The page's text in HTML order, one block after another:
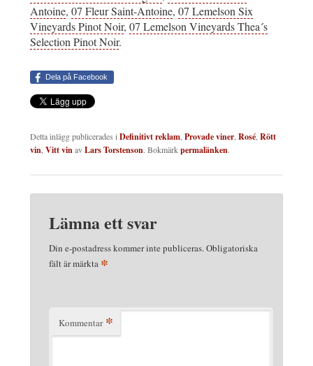
Antoine, 07 Fleur Saint-Antoine, 07 Lemelson Six
Vineyards Pinot Noir, 07 Lemelson Vineyards Thea´s
Selection Pinot Noir.
Dela på Facebook
Detta inlägg publicerades iDefinitivt reklam,Provade viner,Rosé,Rött
vin,Vitt vinavLars Torstenson. Bokmärkpermalänken.
Lämna ett svar
Din e-postadress kommer inte publiceras.Obligatoriska
fält är märkta *
Kommentar *